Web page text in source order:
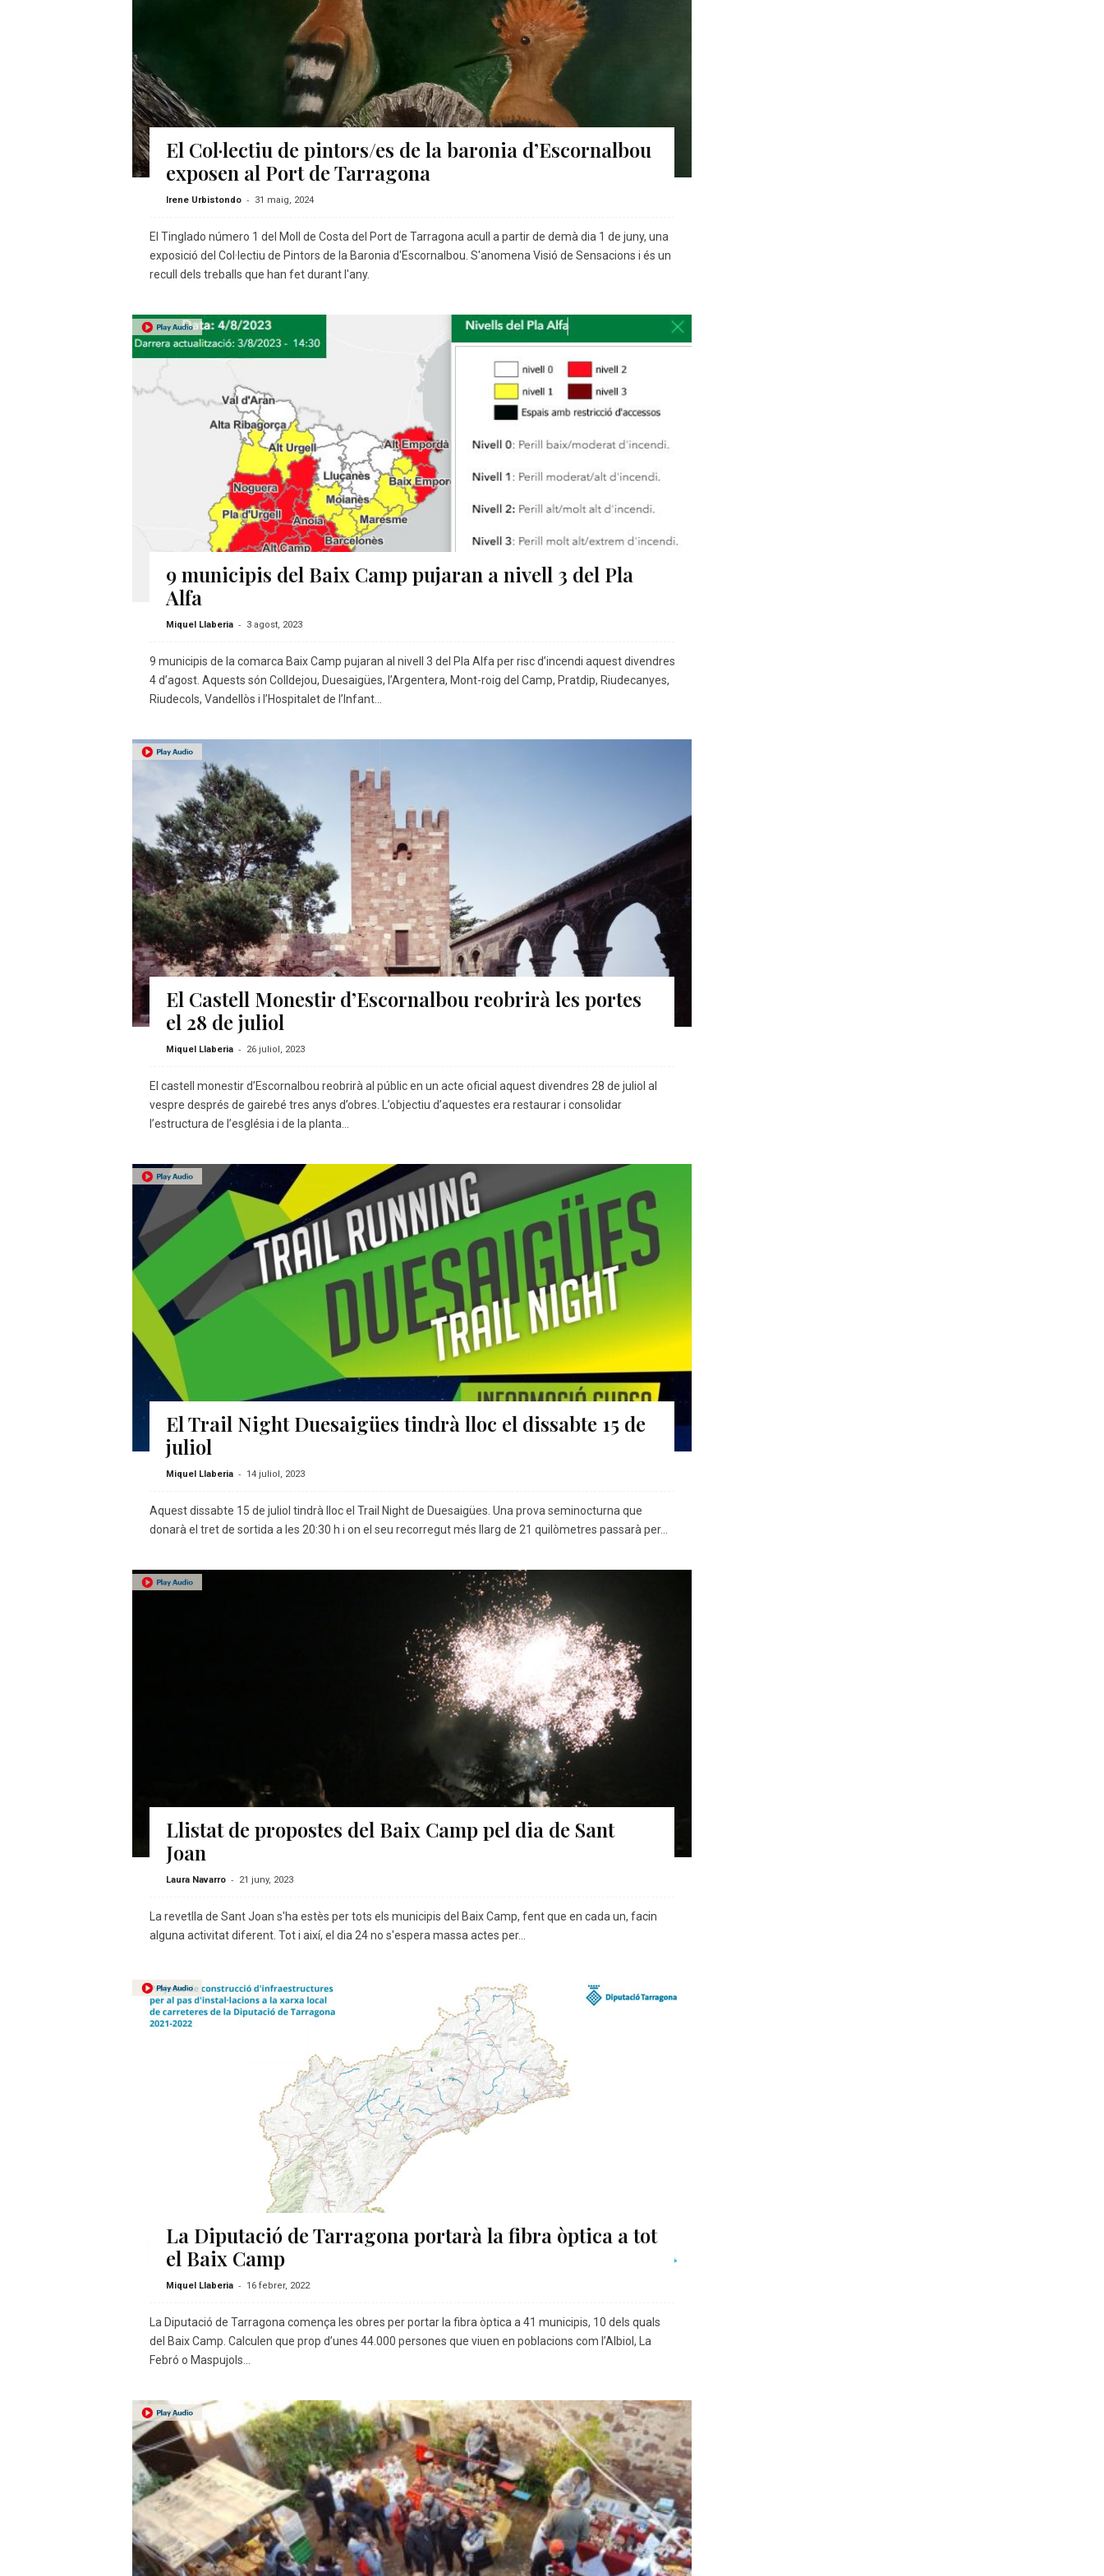
à
d
i
o
O
n
l
El Col·lectiu de pintors/es de la baronia d’Escornalbou
exposen al Port de Tarragona
Irene Urbistondo - 31 maig, 2024
El Tinglado número 1 del Moll de Costa del Port de Tarragona acull a partir de demà dia 1 de juny, una
exposició del Col·lectiu de Pintors de la Baronia d'Escornalbou. S'anomena Visió de Sensacions i és un
recull dels treballs que han fet durant l'any.
9 municipis del Baix Camp pujaran a nivell 3 del Pla
Alfa
Miquel Llaberia - 3 agost, 2023
9 municipis de la comarca Baix Camp pujaran al nivell 3 del Pla Alfa per risc d’incendi aquest divendres
4 d’agost. Aquests són Colldejou, Duesaigües, l’Argentera, Mont-roig del Camp, Pratdip, Riudecanyes,
Riudecols, Vandellòs i l’Hospitalet de l’Infant...
El Castell Monestir d’Escornalbou reobrirà les portes
el 28 de juliol
Miquel Llaberia - 26 juliol, 2023
El castell monestir d’Escornalbou reobrirà al públic en un acte oficial aquest divendres 28 de juliol al
vespre després de gairebé tres anys d’obres. L’objectiu d’aquestes era restaurar i consolidar
l’estructura de l’església i de la planta...
El Trail Night Duesaigües tindrà lloc el dissabte 15 de
juliol
Miquel Llaberia - 14 juliol, 2023
Aquest dissabte 15 de juliol tindrà lloc el Trail Night de Duesaigües. Una prova seminocturna que
donarà el tret de sortida a les 20:30 h i on el seu recorregut més llarg de 21 quilòmetres passarà per...
Llistat de propostes del Baix Camp pel dia de Sant
Joan
Laura Navarro - 21 juny, 2023
La revetlla de Sant Joan s'ha estès per tots els municipis del Baix Camp, fent que en cada un, facin
alguna activitat diferent. Tot i així, el dia 24 no s'espera massa actes per...
La Diputació de Tarragona portarà la fibra òptica a tot
el Baix Camp
Miquel Llaberia - 16 febrer, 2022
La Diputació de Tarragona comença les obres per portar la fibra òptica a 41 municipis, 10 dels quals
del Baix Camp. Calculen que prop d’unes 44.000 persones que viuen en poblacions com l’Albiol, La
Febró o Maspujols...